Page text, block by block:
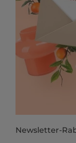
Newsletter-